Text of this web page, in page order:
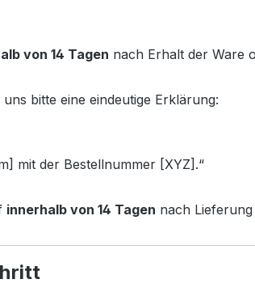
von 14 Tagen nach Erhalt der Ware
bitte eine eindeutige Erklärung:
mit der Bestellnummer [XYZ].“
innerhalb von 14 Tagen nach Lieferung